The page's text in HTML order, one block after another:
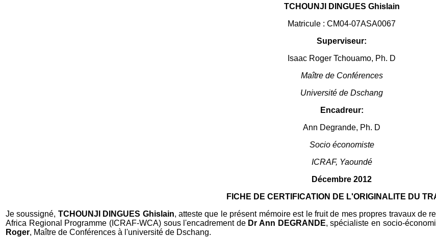
TCHOUNJI DINGUES Ghislain
Matricule : CM04-07ASA0067
Superviseur:
Isaac Roger Tchouamo, Ph. D
Maître de Conférences
Université de Dschang
Encadreur:
Ann Degrande, Ph. D
Socio économiste
ICRAF, Yaoundé
Décembre 2012
FICHE DE CERTIFICATION DE L'ORIGINALITE DU
Je soussigné, TCHOUNJI DINGUES Ghislain, atteste que le présent mémoire est le fruit de mes propres travaux de
Africa Regional Programme (ICRAF-WCA) sous l'encadrement de Dr Ann DEGRANDE, spécialiste en socio-
Roger, Maître de Conférences à l'université de Dschang.